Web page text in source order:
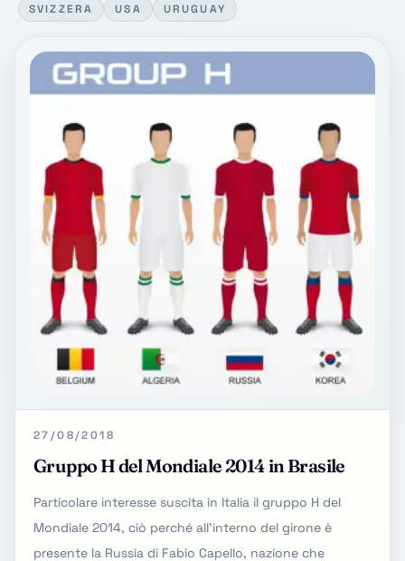
SVIZZERA
USA URUGUAY
27/08/2018
Gruppo H del Mondiale 2014 in Brasile
Particolare interesse suscita in Italia il gruppo H del
Mondiale 2014, ciò perché all'interno del girone è
presente la Russia di Fabio Capello, nazione che